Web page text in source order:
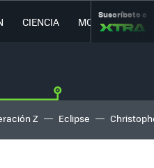
CIENCIA MOVILIDAD
Suscríbete a
Z Eclipse